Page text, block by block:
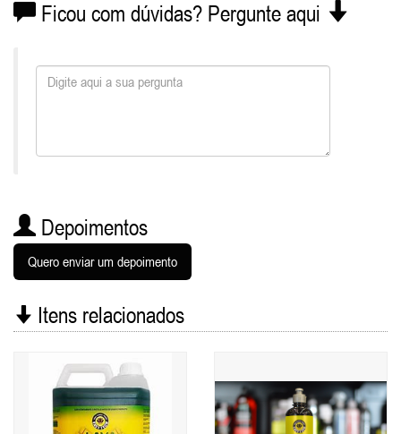
Ficou com dúvidas? Pergunte aqui
Depoimentos
Quero enviar um depoimento
Itens relacionados